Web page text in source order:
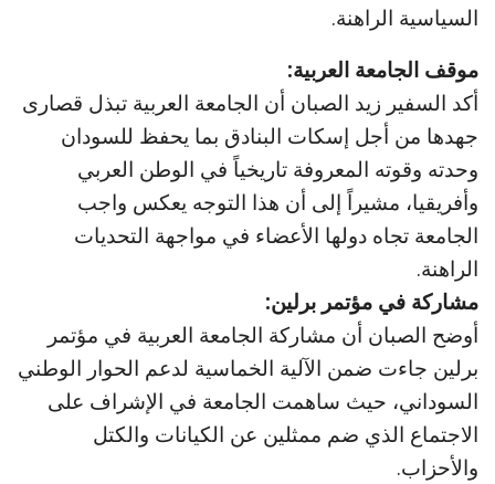
السياسية الراهنة.
موقف الجامعة العربية:
أكد السفير زيد الصبان أن الجامعة العربية تبذل قصارى
جهدها من أجل إسكات البنادق بما يحفظ للسودان
وحدته وقوته المعروفة تاريخياً في الوطن العربي
وأفريقيا، مشيراً إلى أن هذا التوجه يعكس واجب
الجامعة تجاه دولها الأعضاء في مواجهة التحديات
الراهنة.
مشاركة في مؤتمر برلين:
أوضح الصبان أن مشاركة الجامعة العربية في مؤتمر
برلين جاءت ضمن الآلية الخماسية لدعم الحوار الوطني
السوداني، حيث ساهمت الجامعة في الإشراف على
الاجتماع الذي ضم ممثلين عن الكيانات والكتل
والأحزاب.